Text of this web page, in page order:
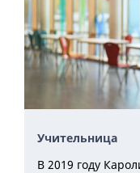
Учительница
В 2019 году